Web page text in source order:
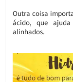
Outra coisa
ácido, que
alinhados.